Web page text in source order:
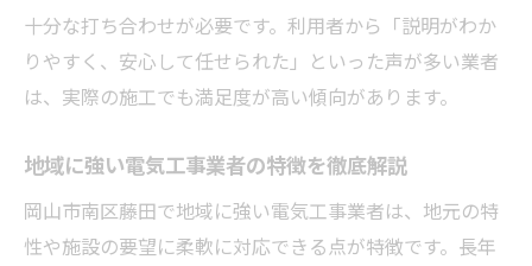
十分な打ち合わせが必要です。利用者から「説明がわか
りやすく、安心して任せられた」といった声が多い業者
は、実際の施工でも満足度が高い傾向があります。
地域に強い電気工事業者の特徴を徹底解説
岡山市南区藤田で地域に強い電気工事業者は、地元の特
性や施設の要望に柔軟に対応できる点が特徴です。長年